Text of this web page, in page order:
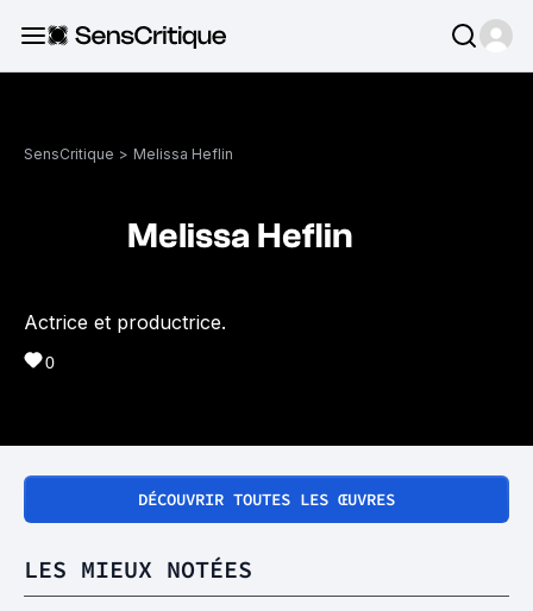
SensCritique > Melissa Heflin
Melissa Heflin
Actrice et productrice.
0
DÉCOUVRIR TOUTES LES ŒUVRES
LES MIEUX NOTÉES